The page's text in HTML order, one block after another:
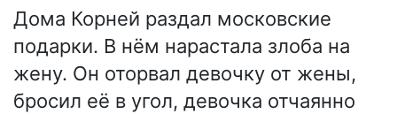
Дома Корней раздал московские
подарки. В нём нарастала злоба на
жену. Он оторвал девочку от жены,
бросил её в угол, девочка отчаянно